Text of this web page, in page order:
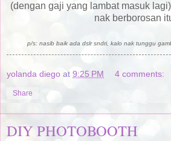
(dengan gaji yang lambat masuk
nak berborosan
p/s: nasib baik ada dslr sndri, kalo nak tunggu
yolanda diego at 9:25 PM 4 comments:
Share
DIY PHOTOBOOTH